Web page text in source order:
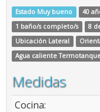
Estado Muy bueno 40
1 baño/s completo/s
8
Ubicación Lateral
Agua caliente
Medidas
Cocina: